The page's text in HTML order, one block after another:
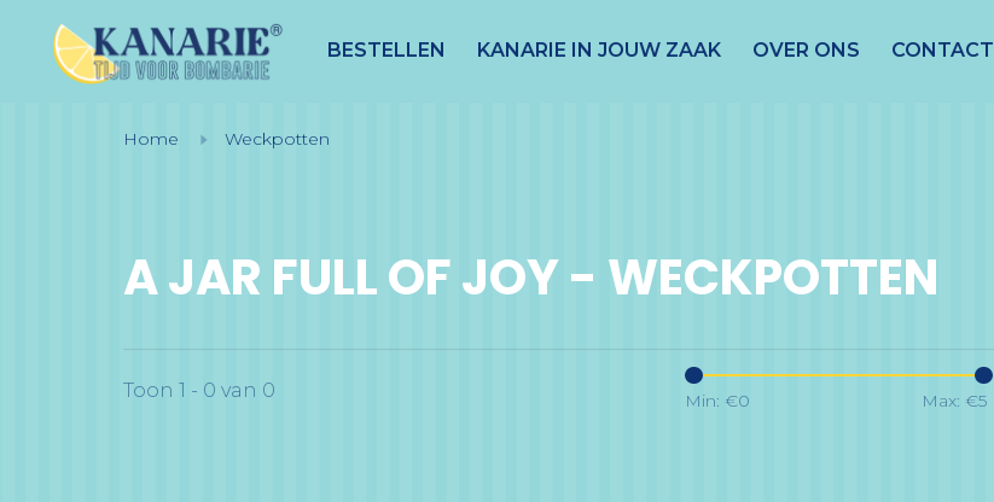
BESTELLEN KANARIE IN JOUW ZAAK OVER ONS CONTACT
Home Weckpotten
A JAR FULL OF JOY - WECKPOTTEN
Toon 1 - 0 van 0 Min: €0 Max: €5